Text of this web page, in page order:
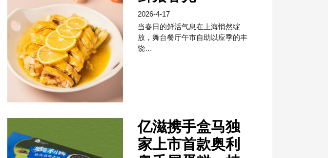
2026-4-17
当春日的鲜活气息在上海悄然绽
放，舞台餐厅午市自助以应季的丰
饶…
亿滋携手盒马独
家上市首款奥利